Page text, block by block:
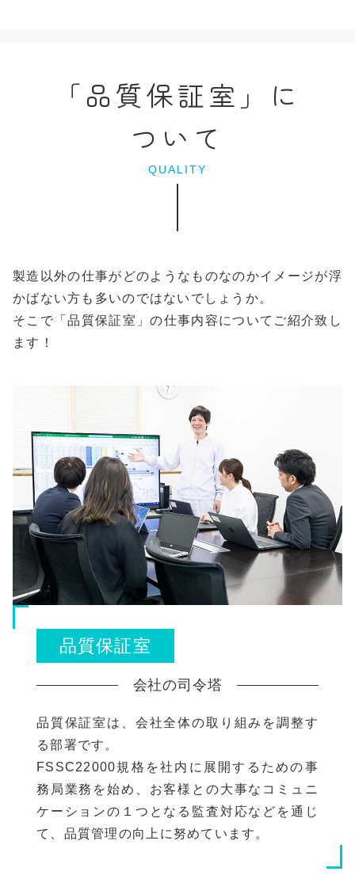
「品質保証室」に
ついて
QUALITY
製造以外の仕事がどのようなものなのかイメージが浮
かばない方も多いのではないでしょうか。
そこで「品質保証室」の仕事内容についてご紹介致し
ます！
品質保証室
会社の司令塔
品質保証室は、会社全体の取り組みを調整す
る部署です。
FSSC22000規格を社内に展開するための事
務局業務を始め、お客様との大事なコミュニ
ケーションの１つとなる監査対応などを通じ
て、品質管理の向上に努めています。